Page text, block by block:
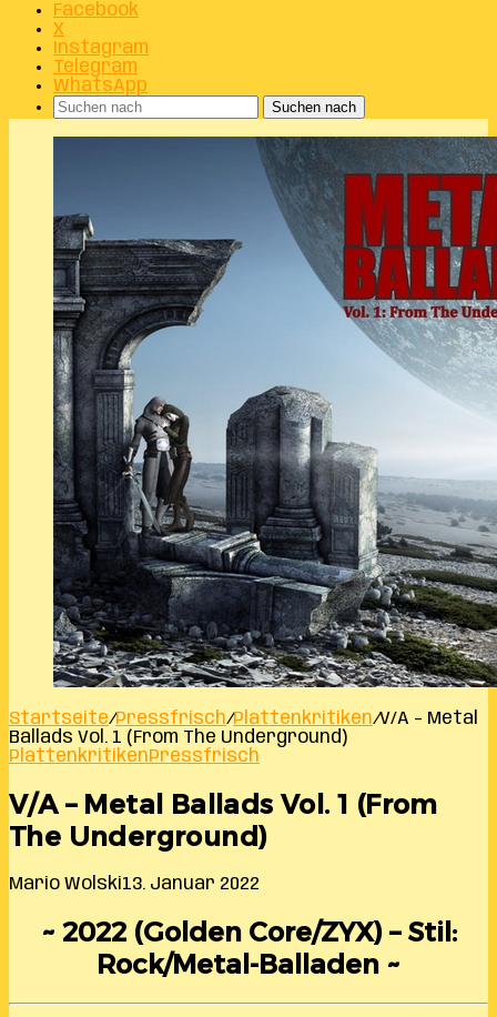
Facebook
X
Instagram
Telegram
WhatsApp
Suchen nach
Startseite/Pressfrisch/Plattenkritiken/V/A – Metal
Ballads Vol. 1 (From The Underground)
PlattenkritikenPressfrisch
V/A – Metal Ballads Vol. 1 (From
The Underground)
Mario Wolski13. Januar 2022
~ 2022 (Golden Core/ZYX) – Stil:
Rock/Metal-Balladen ~